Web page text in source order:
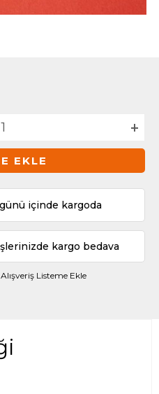
EKLE
içinde kargoda
kargo bedava
Alışveriş Listeme Ekle